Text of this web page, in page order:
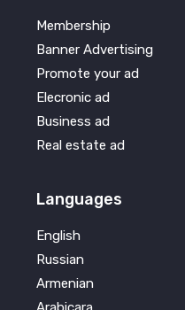
Membership
Banner Advertising
Promote your ad
Elecronic ad
Business ad
Real estate ad
Languages
English
Russian
Armenian